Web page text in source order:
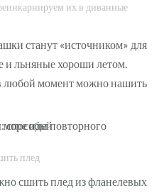
их в диванные
станут «источником» для
льняные хороши летом.
любой момент можно нашить
плед
сшить плед из фланелевых